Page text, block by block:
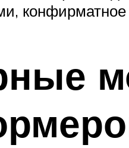
конфирматное